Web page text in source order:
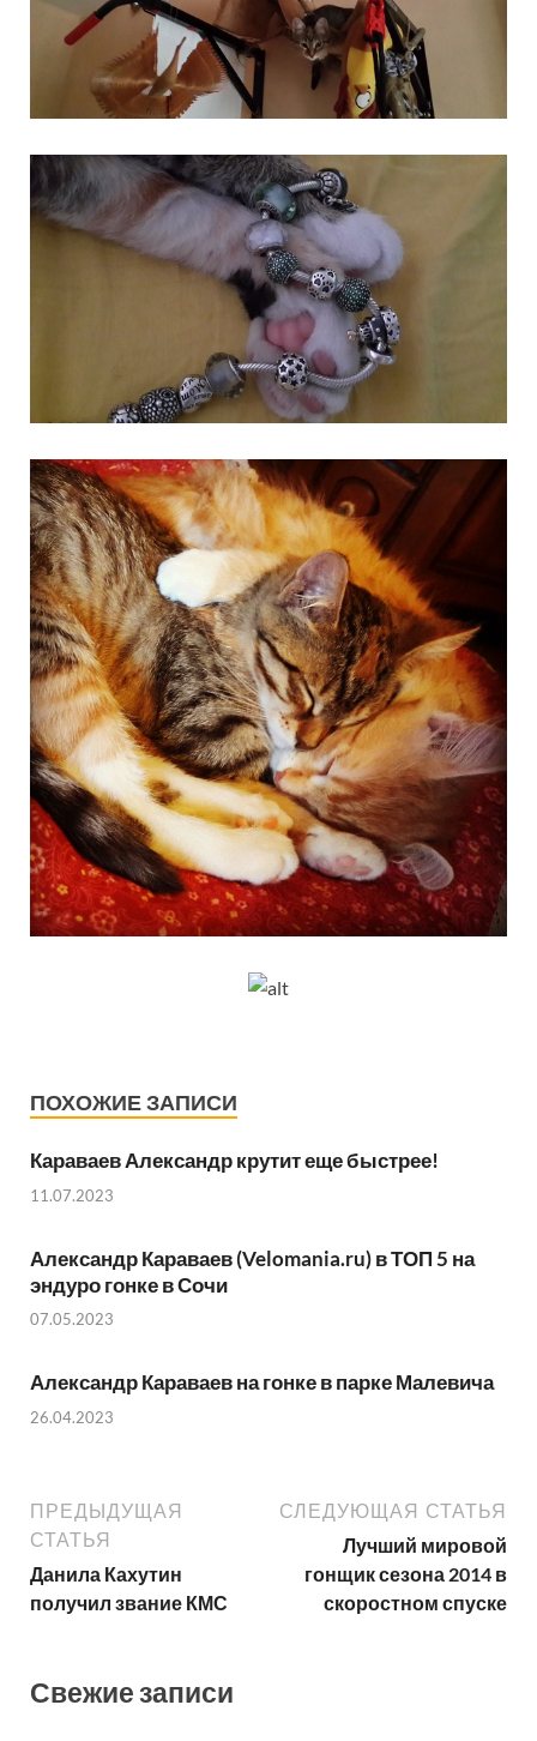
ПОХОЖИЕ ЗАПИСИ
Караваев Александр крутит еще быстрее!
11.07.2023
Александр Караваев (Velomania.ru) в ТОП 5 на
эндуро гонке в Сочи
07.05.2023
Александр Караваев на гонке в парке Малевича
26.04.2023
ПРЕДЫДУЩАЯ
СТАТЬЯ
Данила Кахутин
получил звание КМС
СЛЕДУЮЩАЯ СТАТЬЯ
Лучший мировой
гонщик сезона 2014 в
скоростном спуске
Свежие записи